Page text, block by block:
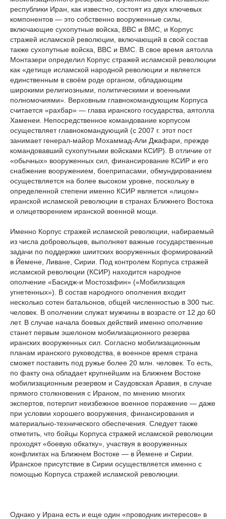
республики Иран, как известно, состоят из двух ключевых
компонентов — это собственно вооруженные силы,
включающие сухопутные войска, ВВС и ВМС, и Корпус
стражей исламской революции, включающий в свой состав
также сухопутные войска, ВВС и ВМС. В свое время аятолла
Монтазери определил Корпус стражей исламской революции
как «детище исламской народной революции и является
единственным в своём роде органом, обладающим
широкими религиозными, политическими и военными
полномочиями». Верховным главнокомандующим Корпуса
считается «рахбар» — глава иранского государства, аятолла
Хаменеи. Непосредственное командование корпусом
осуществляет главнокомандующий (с 2007 г. этот пост
занимает генерал-майор Мохаммад-Али Джафари, прежде
командовавший сухопутными войсками КСИР). В отличие от
«обычных» вооруженных сил, финансирование КСИР и его
снабжение вооружением, боеприпасами, обмундированием
осуществляется на более высоком уровне, поскольку в
определенной степени именно КСИР является «лицом»
иранской исламской революции в странах Ближнего Востока
и олицетворением иранской военной мощи.
Именно Корпус стражей исламской революции, набираемый
из числа добровольцев, выполняет важные государственные
задачи по поддержке шиитских вооруженных формирований
в Йемене, Ливане, Сирии. Под контролем Корпуса стражей
исламской революции (КСИР) находится народное
ополчение «Басидж-и Мостозафин» («Мобилизация
угнетенных»). В состав народного ополчения входит
несколько сотен батальонов, общей численностью в 300 тыс.
человек. В ополчении служат мужчины в возрасте от 12 до 60
лет. В случае начала боевых действий именно ополчение
станет первым эшелоном мобилизационного резерва
иранских вооруженных сил. Согласно мобилизационным
планам иранского руководства, в военное время страна
сможет поставить под ружье более 20 млн. человек. То есть,
по факту она обладает крупнейшим на Ближнем Востоке
мобилизационным резервом и Саудовская Аравия, в случае
прямого столкновения с Ираном, по мнению многих
экспертов, потерпит неизбежное военное поражение — даже
при условии хорошего вооружения, финансирования и
материально-технического обеспечения. Следует также
отметить, что бойцы Корпуса стражей исламской революции
проходят «боевую обкатку», участвуя в вооруженных
конфликтах на Ближнем Востоке — в Йемене и Сирии.
Иранское присутствие в Сирии осуществляется именно с
помощью Корпуса стражей исламской революции.
Однако у Ирана есть и еще один «проводник интересов» в